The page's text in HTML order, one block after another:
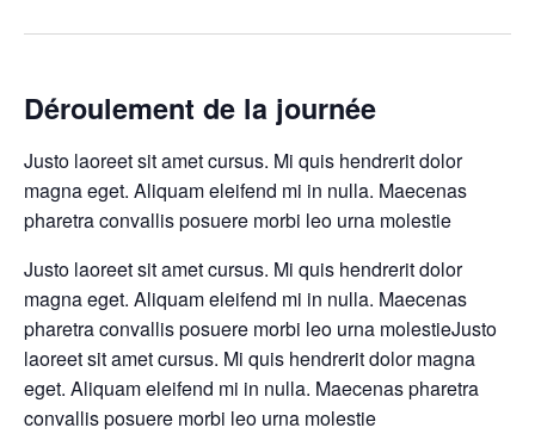
Déroulement de la journée
Justo laoreet sit amet cursus. Mi quis hendrerit dolor
magna eget. Aliquam eleifend mi in nulla. Maecenas
pharetra convallis posuere morbi leo urna molestie
Justo laoreet sit amet cursus. Mi quis hendrerit dolor
magna eget. Aliquam eleifend mi in nulla. Maecenas
pharetra convallis posuere morbi leo urna molestieJusto
laoreet sit amet cursus. Mi quis hendrerit dolor magna
eget. Aliquam eleifend mi in nulla. Maecenas pharetra
convallis posuere morbi leo urna molestie